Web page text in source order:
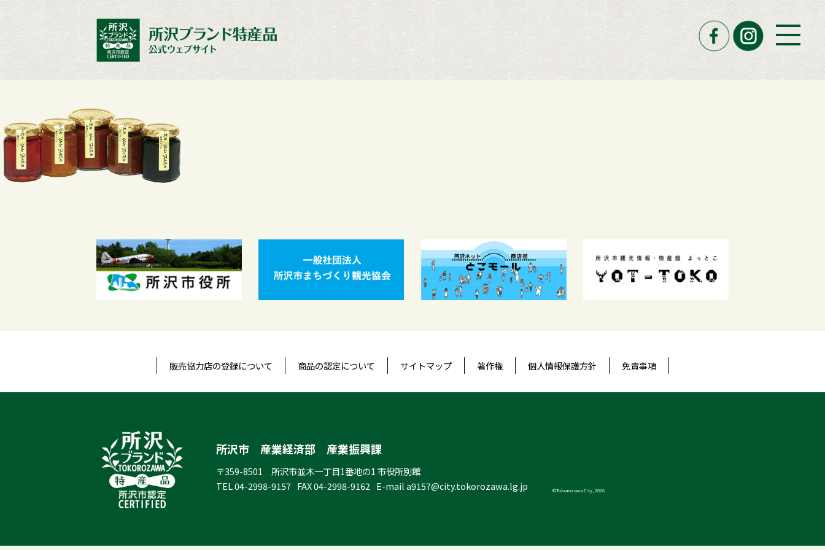
販売協力店の登録について 商品の認定について サイトマップ 著作権 個人情報保護方針 免責事項
所沢市 産業経済部 産業振興課
〒359-8501 所沢市並木一丁目1番地の1 市役所別館
TEL04-2998-9157 FAX04-2998-9162 E-maila9157@city.tokorozawa.lg.jp ©Tokorozawa City, 2026